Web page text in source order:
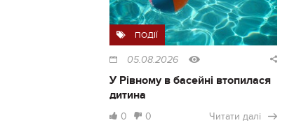
ПОДІЇ
05.08.2026
У Рівному в басейні втопилася
дитина
0 0 Читати далі